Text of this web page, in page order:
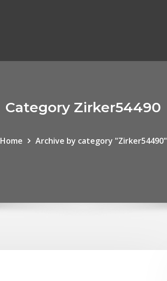
Category Zirker54490
Home Archive by category "Zirker54490"